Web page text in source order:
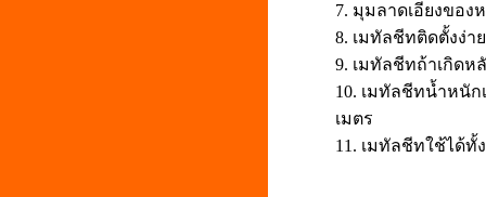
7. มุมลาดเอียงของ
8. เมทัลชีทติดตั้งง่า
9. เมทัลชีทถ้าเกิดห
10. เมทัลชีทน้ำหนัก
เมตร
11. เมทัลชีทใช้ได้ทั้